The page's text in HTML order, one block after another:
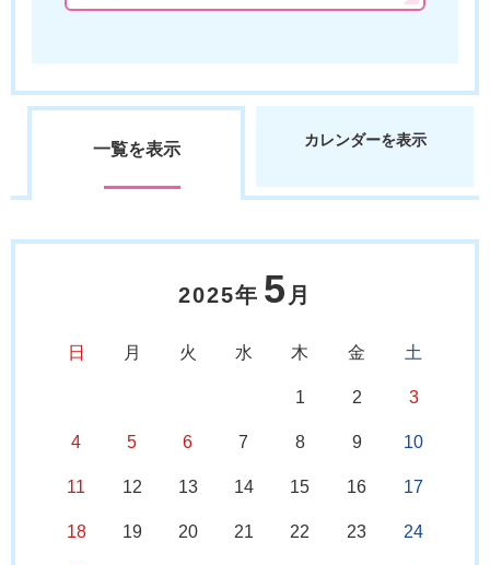
一覧を表示 カレンダーを表示
2025年 5 月
日 月 火 水 木 金 土
1 2 3
4 5 6 7 8 9 10
11 12 13 14 15 16 17
18 19 20 21 22 23 24